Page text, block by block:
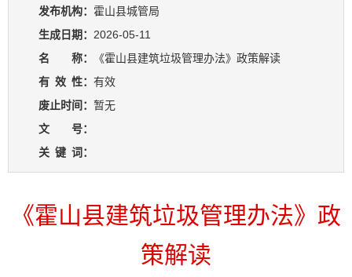
发布机构： 霍山县城管局
生成日期： 2026-05-11
名 称：
《霍山县建筑垃圾管理办法》政策解读
有 效 性： 有效
废止时间： 暂无
文 号：
关 键 词：
《霍山县建筑垃圾管理办法》政
策解读